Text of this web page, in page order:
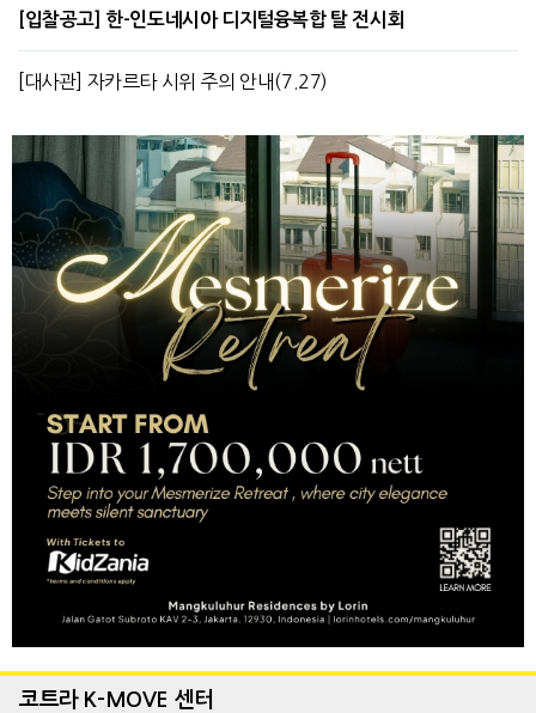
[입찰공고] 한-인도네시아 디지털융복합 탈 전시회
[대사관] 자카르타 시위 주의 안내(7.27)
코트라 K-MOVE 센터